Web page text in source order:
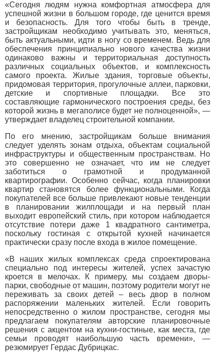
«Сегодня людям нужна комфортная атмосфера для
успешной жизни в большом городе, где ценится время
и безопасность. Для того чтобы быть в тренде,
застройщикам необходимо учитывать это, меняться,
быть актуальными, идти в ногу со временем. Ведь для
обеспечения принципиально нового качества жизни
одинаково важны и территориальная доступность
различных социальных объектов, и комплексность
самого проекта. Жилые здания, торговые объекты,
придомовая территория, прогулочные аллеи, парковки,
детские и спортивные площадки. Все это
составляющие гармонического построения среды, без
которой жизнь в мегаполисе будет не полноценной», —
утверждает владелец строительной компании.
По его мнению, застройщикам больше внимания
следует уделять зонам отдыха, объектам социальной
инфраструктуры и общественным пространствам. Но
это совершенно не означает, что им не следует
заботиться о грамотной и продуманной
квартирографии. Особенно сейчас, когда планировки
квартир становятся более функциональными. Когда
покупателей все больше привлекают новые тенденции
в планировании жилплощади и на первый план
выходит европейский стиль, при котором наблюдается
отсутствие потери даже 1 квадратного сантиметра,
поскольку гостиная с открытой кухней начинается
практически сразу после входа в жилое помещение.
«В наших жилых комплексах среда спроектирована
специально под интересы жителей, успех зачастую
кроется в мелочах. К примеру, мы создаем дворы-
парки, свободные от машин, поэтому родители могут не
переживать за своих детей – весь двор в полном
распоряжении маленьких жителей. Если говорить
непосредственно о жилом пространстве, сегодня мы
предлагаем покупателям авторские планировочные
решения с акцентом на кухни-гостиные, как места, где
семьи проводят наибольшую часть времени», —
резюмирует Гердас Дубрицкас.